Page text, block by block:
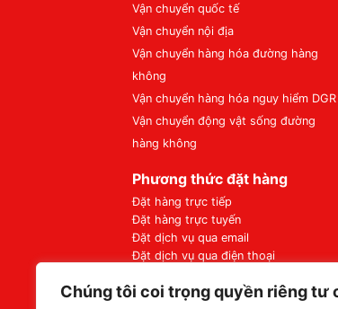
Chúng tôi coi trọng quyền riêng tư
Vận chuyển quốc tế
Vận chuyển nội địa
Vận chuyển hàng hóa đường hàng
không
Vận chuyển hàng hóa nguy hiểm DGR
Vận chuyển động vật sống đường
hàng không
Phương thức đặt hàng
Đặt hàng trực tiếp
Đặt hàng trực tuyến
Đặt dịch vụ qua email
Đặt dịch vụ qua điện thoại